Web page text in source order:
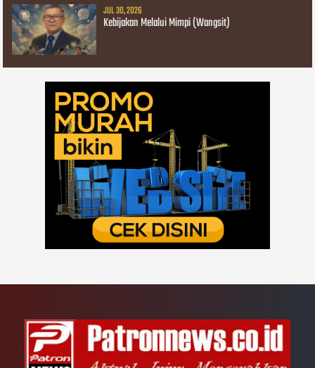
JUL 30, 2026
Kebijakan Melalui Mimpi (Wangsit)